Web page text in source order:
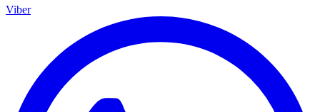
Viber